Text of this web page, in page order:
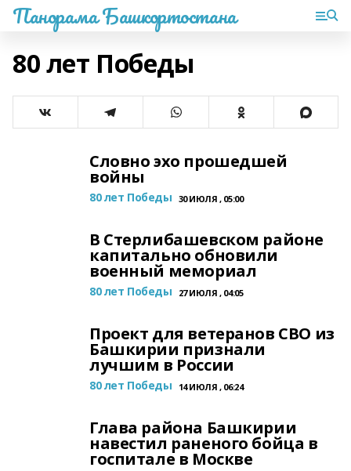
Панорама Башкортостана
80 лет Победы
Словно эхо прошедшей
войны
80 лет Победы 30 ИЮЛЯ , 05:00
В Стерлибашевском районе
капитально обновили
военный мемориал
80 лет Победы 27 ИЮЛЯ , 04:05
Проект для ветеранов СВО из
Башкирии признали
лучшим в России
80 лет Победы 14 ИЮЛЯ , 06:24
Глава района Башкирии
навестил раненого бойца в
госпитале в Москве